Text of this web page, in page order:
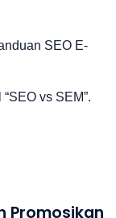
SEO E-
vs SEM”.
Promosikan